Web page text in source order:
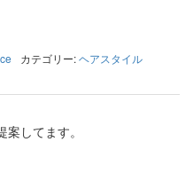
カテゴリー:ヘアスタイル
してます。